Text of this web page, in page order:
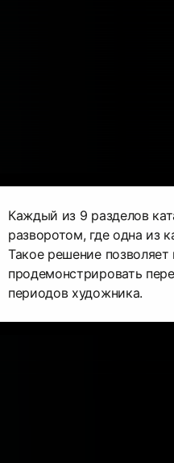
Каждый из 9 разделов
разворотом, где одна из
Такое решение позволяет
продемонстрировать
периодов художника.